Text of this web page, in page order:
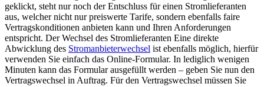
geklickt, steht nur noch der Entschluss für einen Stromlieferanten
aus, welcher nicht nur preiswerte Tarife, sondern ebenfalls faire
Vertragskonditionen anbieten kann und Ihren Anforderungen
entspricht. Der Wechsel des Stromlieferanten Eine direkte
Abwicklung des Stromanbieterwechsel ist ebenfalls möglich, hierfür
verwenden Sie einfach das Online-Formular. In lediglich wenigen
Minuten kann das Formular ausgefüllt werden – geben Sie nun den
Vertragswechsel in Auftrag. Für den Vertragswechsel müssen Sie